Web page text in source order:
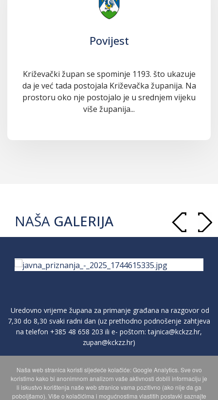
Povijest
Križevački župan se spominje 1193. što ukazuje
da je već tada postojala Križevačka županija. Na
prostoru oko nje postojalo je u srednjem vijeku
više županija...
NAŠA GALERIJA
Uredovno vrijeme župana za primanje građana na razgovor od
7,30 do 8,30 svaki radni dan (uz prethodno podnošenje zahtjeva
na telefon +385 48 658 203 ili e- poštom:tajnica@kckzz.hr,
zupan@kckzz.hr)
POLITIKA ZAŠTITE PRIVATNOSTI OSOBNIH PODATAKA
MAPA WEBA
Naša web stranica koristi sljedeće kolačiće: Google Analytics. Sve ovo
koristimo kako bi anonimnom analizom vaše aktivnosti dobili informaciju je
li iskustvo korištenja naše web stranice vama pozitivno (ako nije da ga
poboljšamo). Više o kolačićima i mogućnostima vlastitih postavki saznajte